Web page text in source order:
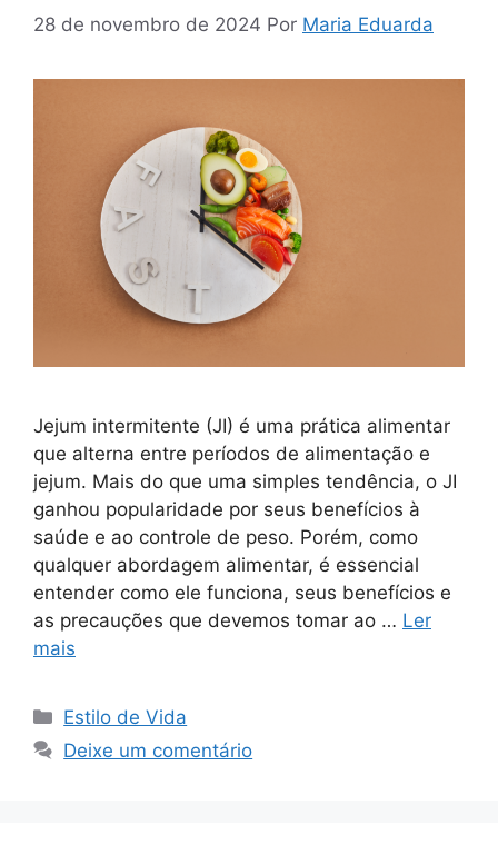
28 de novembro de 2024 Por Maria Eduarda
Jejum intermitente (JI) é uma prática alimentar
que alterna entre períodos de alimentação e
jejum. Mais do que uma simples tendência, o JI
ganhou popularidade por seus benefícios à
saúde e ao controle de peso. Porém, como
qualquer abordagem alimentar, é essencial
entender como ele funciona, seus benefícios e
as precauções que devemos tomar ao … Ler
mais
Categorias
Estilo de Vida
Deixe um comentário